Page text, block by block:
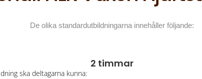
De olika standardutbildningarna innehåller följande:
2 timmar
ska deltagarna kunna: